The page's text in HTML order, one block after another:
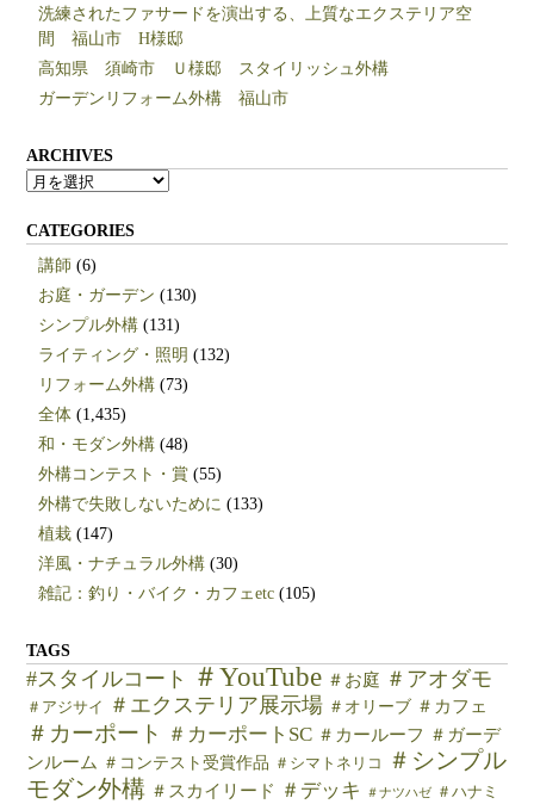
洗練されたファサードを演出する、上質なエクステリア空
間 福山市 H様邸
高知県 須崎市 Ｕ様邸 スタイリッシュ外構
ガーデンリフォーム外構 福山市
ARCHIVES
ARCHIVES
CATEGORIES
講師 (6)
お庭・ガーデン (130)
シンプル外構 (131)
ライティング・照明 (132)
リフォーム外構 (73)
全体 (1,435)
和・モダン外構 (48)
外構コンテスト・賞 (55)
外構で失敗しないために (133)
植栽 (147)
洋風・ナチュラル外構 (30)
雑記：釣り・バイク・カフェetc (105)
TAGS
#スタイルコート ＃YouTube ＃お庭 ＃アオダモ
＃アジサイ ＃エクステリア展示場 ＃オリーブ ＃カフェ
＃カーポート ＃カーポートSC ＃カールーフ ＃ガーデ
ンルーム ＃コンテスト受賞作品 ＃シマトネリコ
＃シンプル
モダン外構 ＃スカイリード ＃デッキ ＃ナツハゼ ＃ハナミ